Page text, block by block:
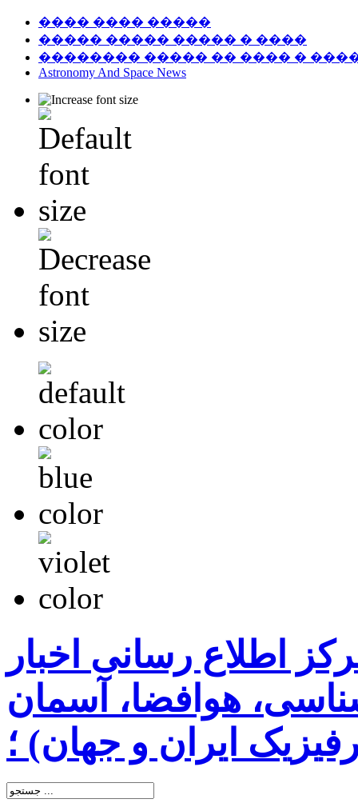
���� ���� �����
����� ����� ����� � ����
�������� ����� �� ���� �
Astronomy And Space News
اطلاع رسانی اخبار
هوافضا، آسمان
ایران و جهان) ؛